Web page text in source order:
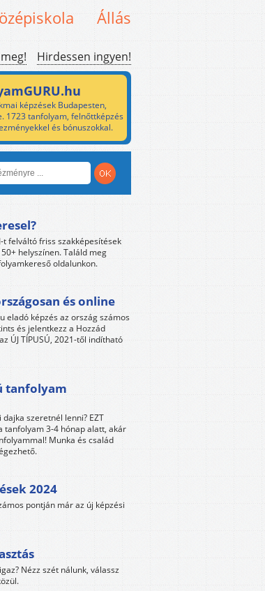
Állás
Hirdessen ingyen!
képzések Budapesten,
1723 tanfolyam, felnőttképzés
és bónuszokkal.
t felváltó friss szakképesítések
helyszínen. Találd meg
oldalunkon.
és online
eladó képzés az ország számos
és jelentkezz a Hozzád
ÚJ TÍPUSÚ, 2021-től indítható
tanfolyam
szeretnél lenni? EZT
tanfolyam 3-4 hónap alatt, akár
Munka és család
2024
pontján már az új képzési
Nézz szét nálunk, válassz